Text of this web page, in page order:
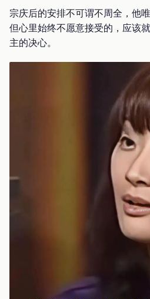
宗庆后的安排不可谓不周全，他
但心里始终不愿意接受的，应该
主的决心。